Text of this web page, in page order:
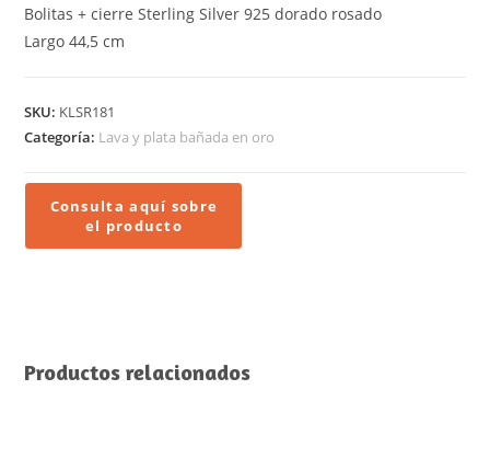
Bolitas + cierre Sterling Silver 925 dorado rosado
Largo 44,5 cm
SKU: KLSR181
Categoría: Lava y plata bañada en oro
Productos relacionados